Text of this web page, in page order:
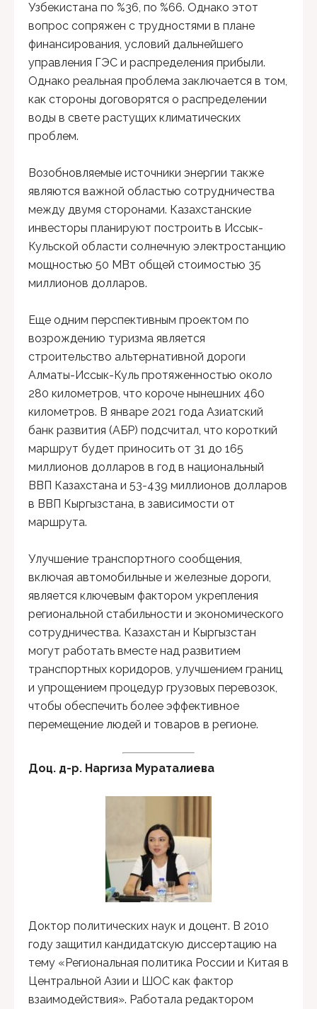
Узбекистана по %36, по %66. Однако этот
вопрос сопряжен с трудностями в плане
финансирования, условий дальнейшего
управления ГЭС и распределения прибыли.
Однако реальная проблема заключается в том,
как стороны договорятся о распределении
воды в свете растущих климатических
проблем.
Возобновляемые источники энергии также
являются важной областью сотрудничества
между двумя сторонами. Казахстанские
инвесторы планируют построить в Иссык-
Кульской области солнечную электростанцию
мощностью 50 МВт общей стоимостью 35
миллионов долларов.
Еще одним перспективным проектом по
возрождению туризма является
строительство альтернативной дороги
Алматы-Иссык-Куль протяженностью около
280 километров, что короче нынешних 460
километров. В январе 2021 года Азиатский
банк развития (АБР) подсчитал, что короткий
маршрут будет приносить от 31 до 165
миллионов долларов в год в национальный
ВВП Казахстана и 53-439 миллионов долларов
в ВВП Кыргызстана, в зависимости от
маршрута.
Улучшение транспортного сообщения,
включая автомобильные и железные дороги,
является ключевым фактором укрепления
региональной стабильности и экономического
сотрудничества. Казахстан и Кыргызстан
могут работать вместе над развитием
транспортных коридоров, улучшением границ
и упрощением процедур грузовых перевозок,
чтобы обеспечить более эффективное
перемещение людей и товаров в регионе.
Доц. д-р. Наргиза Мураталиева
Доктор политических наук и доцент. В 2010
году защитил кандидатскую диссертацию на
тему «Региональная политика России и Китая в
Центральной Азии и ШОС как фактор
взаимодействия». Работала редактором